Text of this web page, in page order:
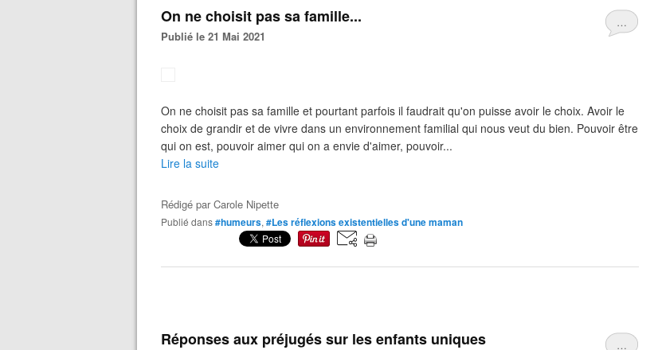
…
On ne choisit pas sa famille...
Publié le 21 Mai 2021
On ne choisit pas sa famille et pourtant parfois il faudrait qu'on puisse avoir le choix. Avoir le
choix de grandir et de vivre dans un environnement familial qui nous veut du bien. Pouvoir être
qui on est, pouvoir aimer qui on a envie d'aimer, pouvoir...
Lire la suite
Rédigé parCarole Nipette
Publié dans#humeurs, #Les réflexions existentielles d'une maman
…
Réponses aux préjugés sur les enfants uniques